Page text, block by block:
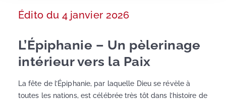
Édito du 4 janvier 2026
L’Épiphanie – Un pèlerinage
intérieur vers la Paix
La fête de l’Épiphanie, par laquelle Dieu se révèle à
toutes les nations, est célébrée très tôt dans l’histoire de